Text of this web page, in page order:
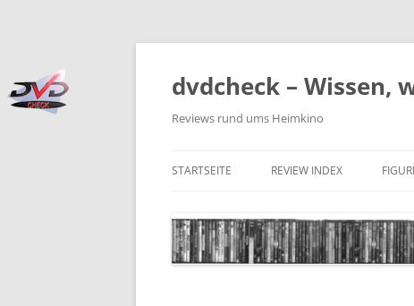
Zum
springen
dvdcheck – Wissen,
Reviews rund ums Heimkino
STARTSEITE REVIEW INDEX
4K BLU-RAY DISC